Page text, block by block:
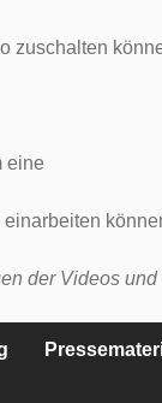
zuschalten
eine
der Videos